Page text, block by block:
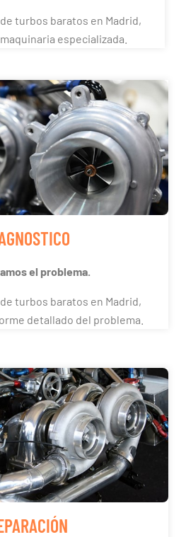
turbos baratos en Madrid,
especializada.
el problema.
turbos baratos en Madrid,
detallado del problema.